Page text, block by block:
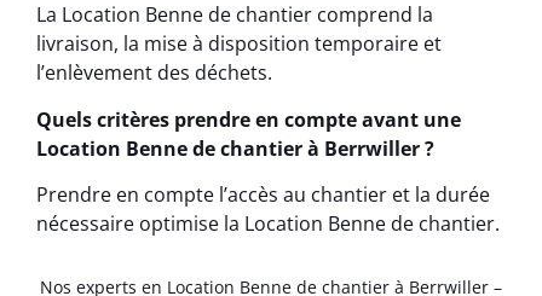
La Location Benne de chantier comprend la
livraison, la mise à disposition temporaire et
l’enlèvement des déchets.
Quels critères prendre en compte avant une
Location Benne de chantier à Berrwiller ?
Prendre en compte l’accès au chantier et la durée
nécessaire optimise la Location Benne de chantier.
Nos experts en Location Benne de chantier à Berrwiller –